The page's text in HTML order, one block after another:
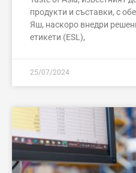
продукти и съставки, с
Яш, наскоро внедри
етикети (ESL),
25/07/2024